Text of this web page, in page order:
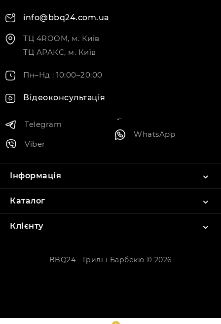
info@bbq24.com.ua
ТЦ 4ROOM, м. Київ
ТЦ АРАКС, м. Київ
Пн–Нд : 10:00–20:00
Відеоконсультація
Telegram
Viber
WhatsApp
Інформація
Каталог
Клієнту
BBQ24 - Грилі і Барбекю © 2026